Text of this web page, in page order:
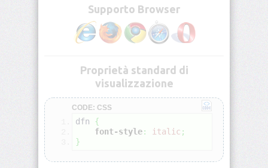
<blockquote>
<button>
<caption>
Supporto Browser
Proprietà standard di
visualizzazione
CODE: CSS
dfn {
font-style: italic ;
}